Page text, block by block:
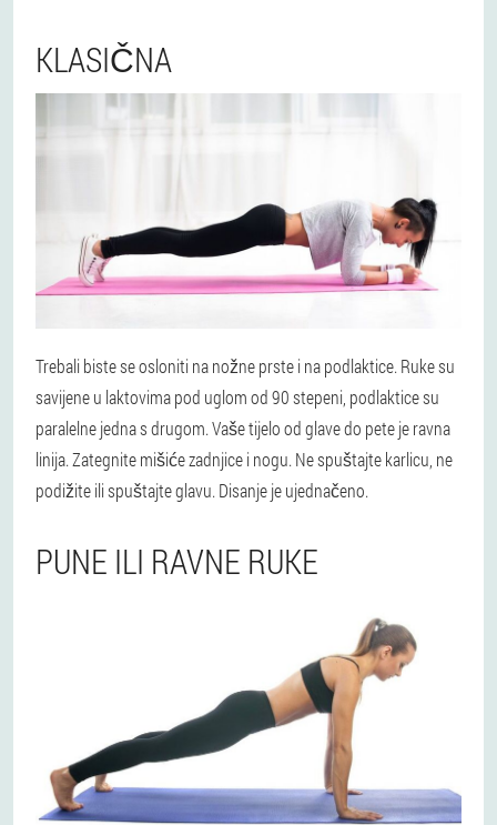
KLASIČNA
Trebali biste se osloniti na nožne prste i na podlaktice. Ruke su
savijene u laktovima pod uglom od 90 stepeni, podlaktice su
paralelne jedna s drugom. Vaše tijelo od glave do pete je ravna
linija. Zategnite mišiće zadnjice i nogu. Ne spuštajte karlicu, ne
podižite ili spuštajte glavu. Disanje je ujednačeno.
PUNE ILI RAVNE RUKE